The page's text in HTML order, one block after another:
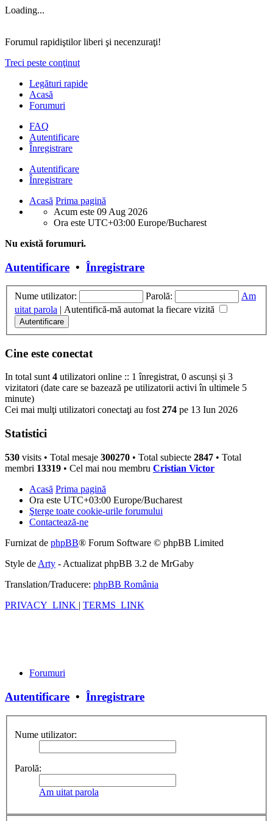
Loading...
Forumul rapidiştilor liberi şi necenzuraţi!
Treci peste conţinut
Legături rapide
Acasă
Forumuri
FAQ
Autentificare
Înregistrare
Autentificare
Înregistrare
Acasă Prima pagină
Acum este 09 Aug 2026
Ora este UTC+03:00 Europe/Bucharest
Nu există forumuri.
Autentificare • Înregistrare
Nume utilizator: Parolă:
Am
uitat parola | Autentifică-mă automat la fiecare vizită
Cine este conectat
In total sunt4 utilizatori online :: 1 înregistrat, 0 ascunși și 3
vizitatori (date care se bazează pe utilizatorii activi în ultimele 5
minute)
Cei mai mulţi utilizatori conectaţi au fost274 pe 13 Iun 2026
Statistici
530 visits • Total mesaje 300270 • Total subiecte 2847 • Total
membri 13319 • Cel mai nou membru Cristian Victor
Acasă Prima pagină
Ora este UTC+03:00 Europe/Bucharest
Şterge toate cookie-urile forumului
Contactează-ne
Furnizat de phpBB® Forum Software © phpBB Limited
Style de Arty - Actualizat phpBB 3.2 de MrGaby
Translation/Traducere: phpBB România
PRIVACY_LINK | TERMS_LINK
Forumuri
Autentificare • Înregistrare
Nume utilizator:
Parolă:
Am uitat parola